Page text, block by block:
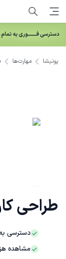
طراحی
دسترسی
مشاهده
پونیشا مهارت‌ها